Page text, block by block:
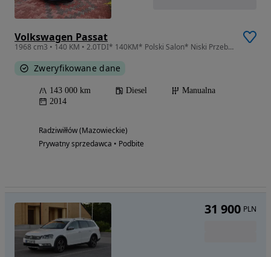
Volkswagen Passat
1968 cm3 • 140 KM • 2.0TDI* 140KM* Polski Salon* Niski Przebieg* Możliwa zamiana***
Zweryfikowane dane
143 000 km Diesel
Manualna
2014
Radziwiłłów (Mazowieckie)
Prywatny sprzedawca • Podbite
31 900 PLN